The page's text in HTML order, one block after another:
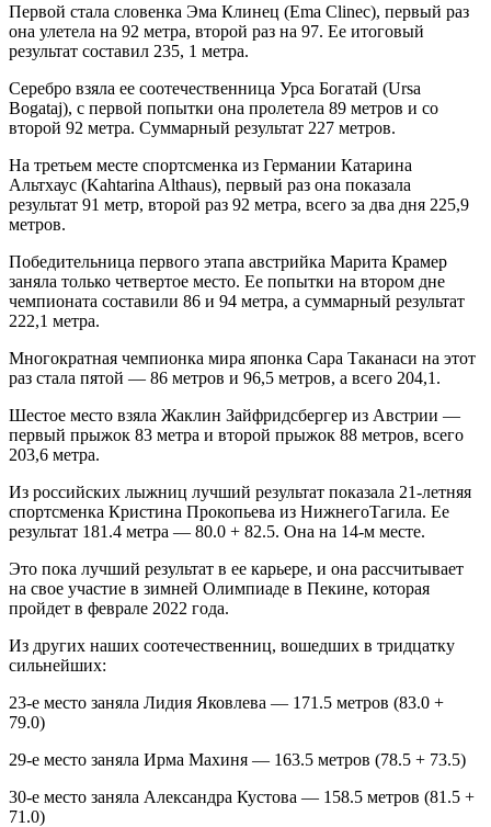
Первой стала словенка Эма Клинец (Ema Clinec), первый раз
она улетела на 92 метра, второй раз на 97. Ее итоговый
результат составил 235, 1 метра.
Серебро взяла ее соотечественница Урса Богатай (Ursa
Bogataj), с первой попытки она пролетела 89 метров и со
второй 92 метра. Суммарный результат 227 метров.
На третьем месте спортсменка из Германии Катарина
Альтхаус (Kahtarina Althaus), первый раз она показала
результат 91 метр, второй раз 92 метра, всего за два дня 225,9
метров.
Победительница первого этапа австрийка Марита Крамер
заняла только четвертое место. Ее попытки на втором дне
чемпионата составили 86 и 94 метра, а суммарный результат
222,1 метра.
Многократная чемпионка мира японка Сара Таканаси на этот
раз стала пятой — 86 метров и 96,5 метров, а всего 204,1.
Шестое место взяла Жаклин Зайфридсбергер из Австрии —
первый прыжок 83 метра и второй прыжок 88 метров, всего
203,6 метра.
Из российских лыжниц лучший результат показала 21-летняя
спортсменка Кристина Прокопьева из НижнегоТагила. Ее
результат 181.4 метра — 80.0 + 82.5. Она на 14-м месте.
Это пока лучший результат в ее карьере, и она рассчитывает
на свое участие в зимней Олимпиаде в Пекине, которая
пройдет в феврале 2022 года.
Из других наших соотечественниц, вошедших в тридцатку
сильнейших:
23-е место заняла Лидия Яковлева — 171.5 метров (83.0 +
79.0)
29-е место заняла Ирма Махиня — 163.5 метров (78.5 + 73.5)
30-е место заняла Александра Кустова — 158.5 метров (81.5 +
71.0)